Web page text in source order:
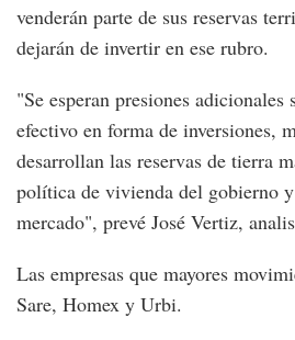
venderán parte de sus reservas
dejarán de invertir en ese rubro.
"Se esperan presiones
efectivo en forma de inversiones,
desarrollan las reservas de tierra
política de vivienda del gobierno
mercado", prevé José Vertiz,
Las empresas que mayores
Sare, Homex y Urbi.